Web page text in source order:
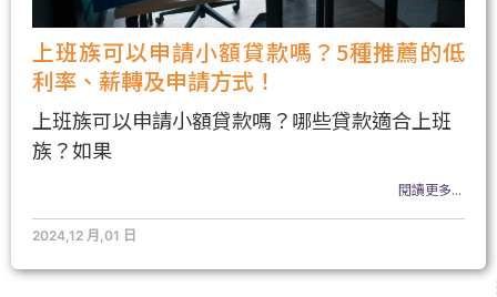
上班族可以申請小額貸款嗎？5種推薦的低
利率、薪轉及申請方式！
上班族可以申請小額貸款嗎？哪些貸款適合上班
族？如果
閱讀更多...
2024,12 月,01 日